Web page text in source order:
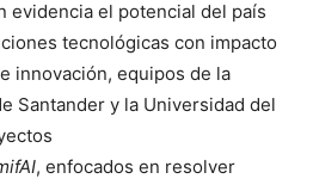
evidencia el potencial del país
tecnológicas con impacto
innovación, equipos de la
Santander y la Universidad del
, enfocados en resolver